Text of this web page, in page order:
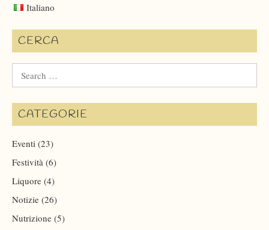
Italiano
CERCA
for:
CATEGORIE
Eventi (23)
Festività (6)
Liquore (4)
Notizie (26)
Nutrizione (5)